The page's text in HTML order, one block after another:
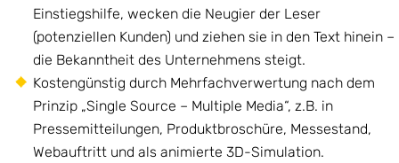
Einstiegshilfe, wecken die Neugier der Leser
(potenziellen Kunden) und ziehen sie in den Text hinein –
die Bekanntheit des Unternehmens steigt.
Kostengünstig durch Mehrfachverwertung nach dem
Prinzip „Single Source – Multiple Media“, z.B. in
Pressemitteilungen, Produktbroschüre, Messestand,
Webauftritt und als animierte 3D-Simulation.